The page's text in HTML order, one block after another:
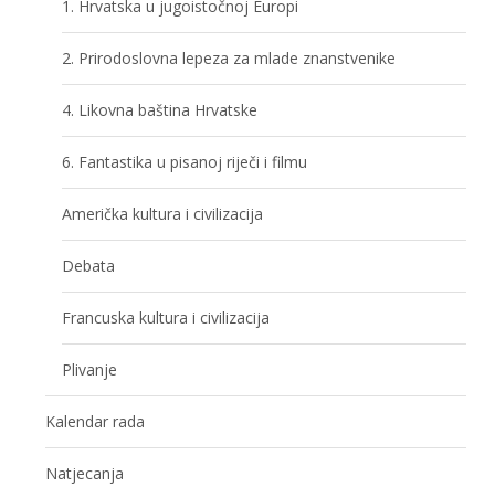
1. Hrvatska u jugoistočnoj Europi
2. Prirodoslovna lepeza za mlade znanstvenike
4. Likovna baština Hrvatske
6. Fantastika u pisanoj riječi i filmu
Američka kultura i civilizacija
Debata
Francuska kultura i civilizacija
Plivanje
Kalendar rada
Natjecanja